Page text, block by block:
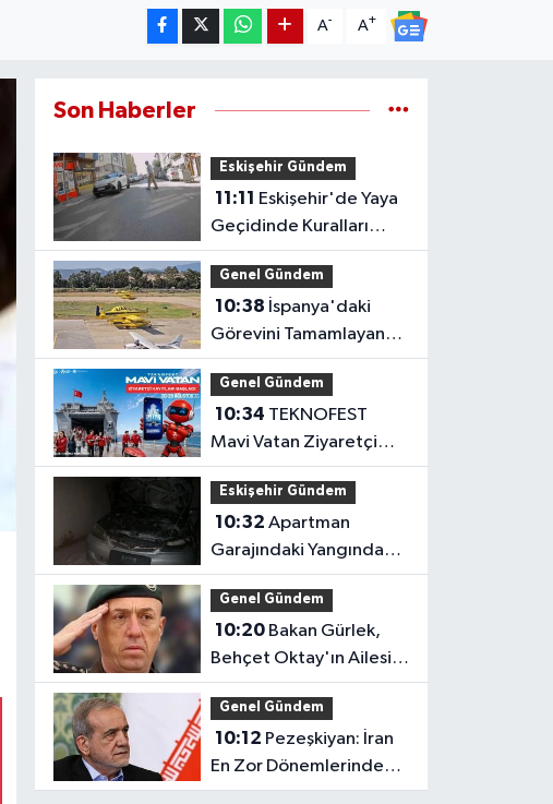
A- A+
Son Haberler
Eskişehir Gündem
11:11
Geçidinde Kuralları
Hiçe Sayan Sürücü
Kameraya Yansıdı
Genel Gündem
10:38
Görevini Tamamlayan
Yangın Uçakları Yurda
Döndü
Genel Gündem
10:34
Mavi Vatan Ziyaretçi
Kayıtları Açıldı: İşte
Detaylar
Eskişehir Gündem
10:32
Garajındaki Yangında
Otomobil Küle Döndü
Genel Gündem
10:20Bakan Gürlek,
Behçet Oktay'ın Ailesini
Kabul Edecek
Genel Gündem
10:12
En Zor Dönemlerinden
Birini Yaşıyor